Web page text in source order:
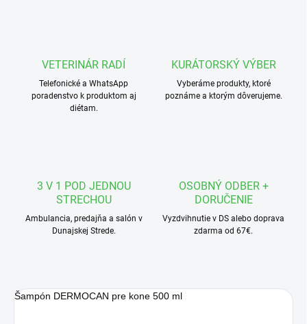
VETERINÁR RADÍ
Telefonické a WhatsApp
poradenstvo k produktom aj
diétam.
KURÁTORSKÝ VÝBER
Vyberáme produkty, ktoré
poznáme a ktorým dôverujeme.
3 V 1 POD JEDNOU
STRECHOU
Ambulancia, predajňa a salón v
Dunajskej Strede.
OSOBNÝ ODBER +
DORUČENIE
Vyzdvihnutie v DS alebo doprava
zdarma od 67€.
Šampón DERMOCAN pre kone 500 ml